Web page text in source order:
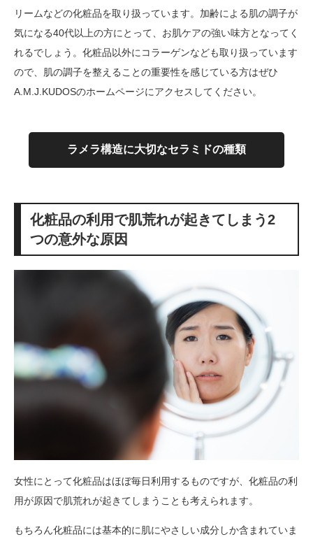
リームなどの化粧品を取り扱っています。加齢による肌の調子が
気になる40代以上の方にとって、お肌ケアの強い味方となってく
れるでしょう。化粧品以外にコラーゲンなども取り扱っています
ので、肌の調子を整えることの重要性を感じている方はぜひ
A.M.J.KUDOSのホームページにアクセスしてください。
ラメラ構造に大切なセラミドの種類
化粧品の利用で肌荒れが起きてしまう2
つの意外な原因
女性にとって化粧品はほぼ毎日利用するものですが、化粧品の利
用が原因で肌荒れが起きてしまうことも考えられます。
もちろん化粧品には基本的に肌にやさしい成分しか含まれていま